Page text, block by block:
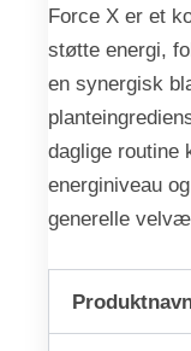
Force X er et
støtte energi,
en synergisk
daglige routine
energiniveau
generelle